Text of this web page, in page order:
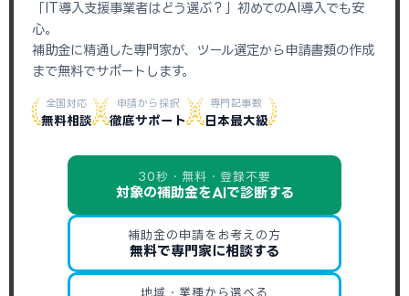
「IT導入支援事業者はどう選ぶ？」初めてのAI導入でも安
心。
補助金に精通した専門家が、ツール選定から申請書類の作成
まで無料でサポートします。
全国対応
無料相談
申請から採択
徹底サポート
専門記事数
日本最大級
30秒・無料・登録不要
対象の補助金をAIで診断する
補助金の申請をお考えの方
無料で専門家に相談する
地域・業種から選べる